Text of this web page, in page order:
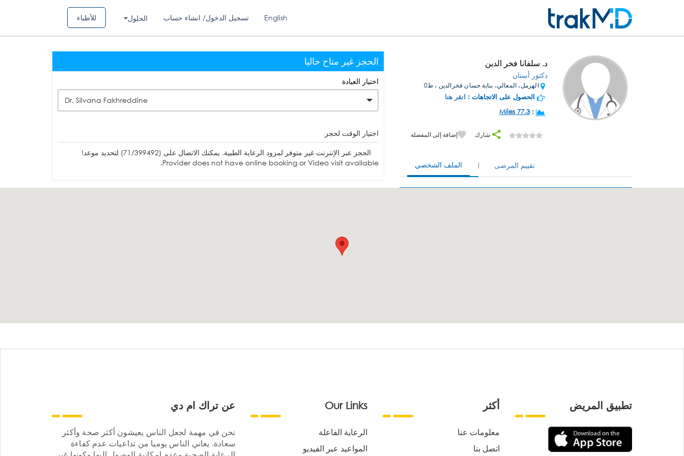
للأطباء الحلول تسجيل الدخول/ انشاء حساب English
د. سلفانا فخر الدين
دكتور أسنان
الهرمل، المعالي، بناية حسان فخرالدين ، ط0
الحصول على الاتجاهات : انقر هنا
:
77.3 Miles
شارك إضافة إلى المفضلة
الملف الشخصي تقييم المرضى
الحجز غير متاح حاليا
اختيار العيادة
Dr. Silvana Fakhreddine
اختيار الوقت لحجز
الحجز عبر الإنترنت غير متوفر لمزود الرعاية الطبية. يمكنك الاتصال على (71/399492) لتحديد موعد!
Provider does not have online booking or Video visit available.
عن تراك ام دي
نحن في مهمة لجعل الناس يعيشون أكثر صحة وأكثر
سعادة. يعاني الناس يوميا من تداعيات عدم كفاءة
Our Links
الرعاية الفاعلة
المواعيد عبر الفيديو
أكثر
معلومات عنا
اتصل بنا
تطبيق المريض